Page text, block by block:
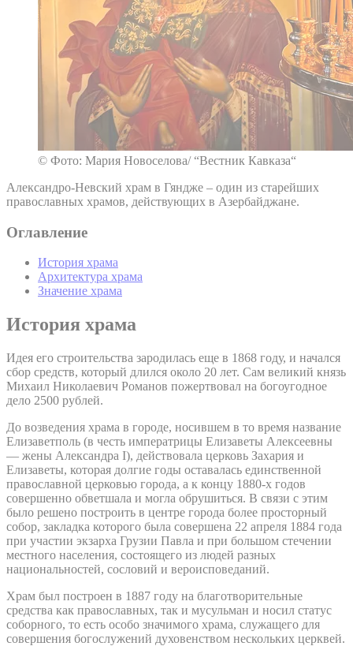
© Фото: Мария Новоселова/ “Вестник Кавказа“
Александро-Невский храм в Гяндже – один из старейших
православных храмов, действующих в Азербайджане.
Оглавление
История храма
Архитектура храма
Значение храма
История храма
Идея его строительства зародилась еще в 1868 году, и начался
сбор средств, который длился около 20 лет. Сам великий князь
Михаил Николаевич Романов пожертвовал на богоугодное
дело 2500 рублей.
До возведения храма в городе, носившем в то время название
Елизаветполь (в честь императрицы Елизаветы Алексеевны
— жены Александра I), действовала церковь Захария и
Елизаветы, которая долгие годы оставалась единственной
православной церковью города, а к концу 1880-х годов
совершенно обветшала и могла обрушиться. В связи с этим
было решено построить в центре города более просторный
собор, закладка которого была совершена 22 апреля 1884 года
при участии экзарха Грузии Павла и при большом стечении
местного населения, состоящего из людей разных
национальностей, сословий и вероисповеданий.
Храм был построен в 1887 году на благотворительные
средства как православных, так и мусульман и носил статус
соборного, то есть особо значимого храма, служащего для
совершения богослужений духовенством нескольких церквей.